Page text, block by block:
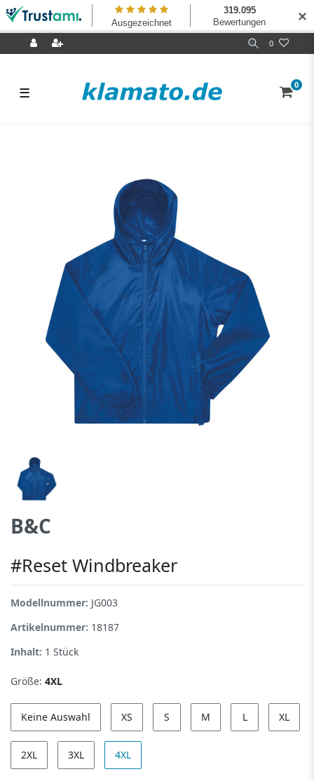
0
☰ 0
B&C
#Reset Windbreaker
Modellnummer: JG003
Artikelnummer: 18187
Inhalt: 1 Stück
Größe: 4XL
Keine Auswahl XS S M L XL
2XL 3XL 4XL
✕